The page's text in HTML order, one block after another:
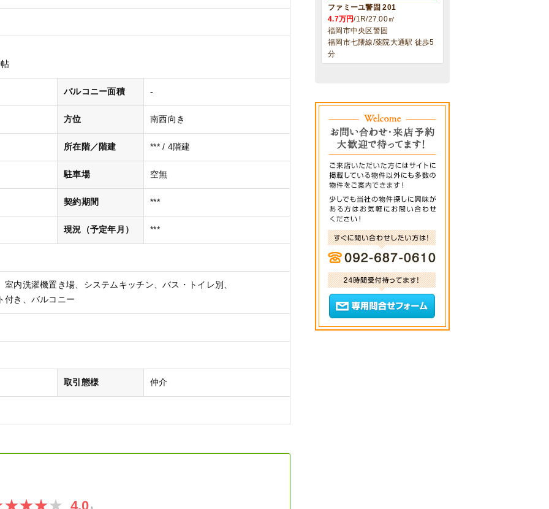
バルコニー面積 -
方位 南西向き
所在階／階建 *** / 4階建
駐車場 空無
契約期間 ***
現況（予定年月） ***
室内洗濯機置き場 システムキッチン
バス・トイレ別
付き
バルコニー
取引態様 仲介
4.0
ファミーユ警固 201
4.7万円/1R/27.00㎡
福岡市中央区警固
福岡市七隈線/薬院大通駅 徒歩5
分